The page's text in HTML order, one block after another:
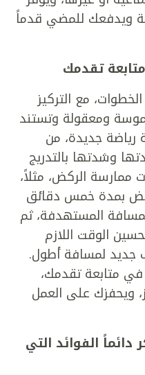
ويدفعك للمضي قدماً
مع التركيز
ومعقولة وتستند
رياضة جديدة، من
وشدتها بالتدريج
ممارسة الركض، مثلاً،
بمدة خمس دقائق
المستهدفة، ثم
الوقت اللازم
لمسافة أطول.
متابعة تقدمك،
ويحفزك على العمل
الفوائد التي